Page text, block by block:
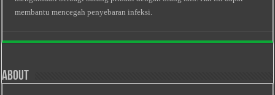
membantu mencegah penyebaran infeksi.
About